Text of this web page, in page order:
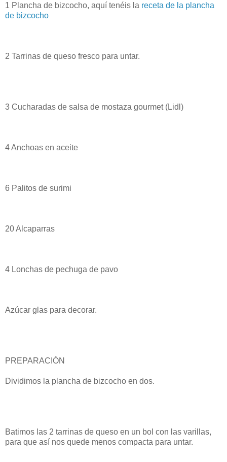
1 Plancha de bizcocho, aquí tenéis la receta de la plancha
de bizcocho
2 Tarrinas de queso fresco para untar.
3 Cucharadas de salsa de mostaza gourmet (Lidl)
4 Anchoas en aceite
6 Palitos de surimi
20 Alcaparras
4 Lonchas de pechuga de pavo
Azúcar glas para decorar.
PREPARACIÓN
Dividimos la plancha de bizcocho en dos.
Batimos las 2 tarrinas de queso en un bol con las varillas,
para que así nos quede menos compacta para untar.